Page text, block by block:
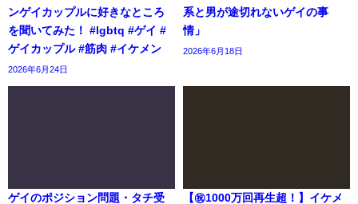
ンゲイカップルに好きなところ
を聞いてみた！ #lgbtq #ゲイ #
ゲイカップル #筋肉 #イケメン
2026年6月24日
系と男が途切れないゲイの事
情」
2026年6月18日
ゲイのポジション問題・タチ受
【㊗️1000万回再生超！】イケメ